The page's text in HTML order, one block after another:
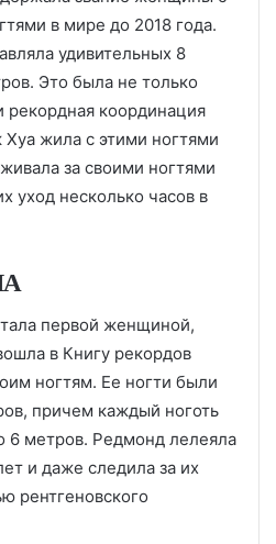
в мире до 2018 года.
удивительных 8
Это была не только
рекордная координация
Хуа жила с этими ногтями
за своими ногтями
уход несколько часов в
первой женщиной,
в Книгу рекордов
ногтям. Ее ногти были
причем каждый ноготь
6 метров. Редмонд лелеяла
и даже следила за их
рентгеновского